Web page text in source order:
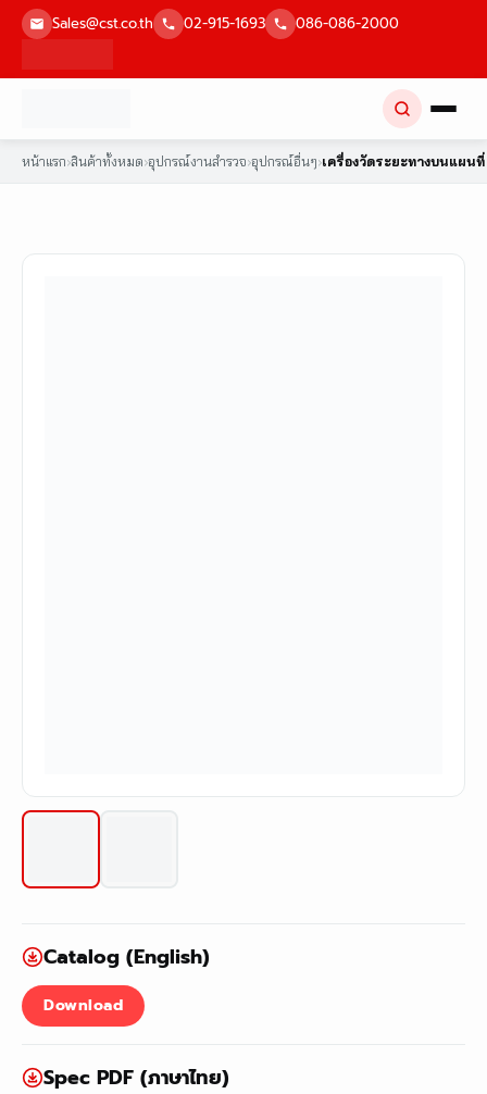
Skip
Sales@cst.co.th 02-915-1693 086-086-2000
หน้าแรก›สินค้าทั้งหมด›อุปกรณ์งานสำรวจ›อุปกรณ์อื่นๆ›เครื่องวัดระยะทางบนแผนที่
Catalog (English)
Download
Spec PDF (ภาษาไทย)